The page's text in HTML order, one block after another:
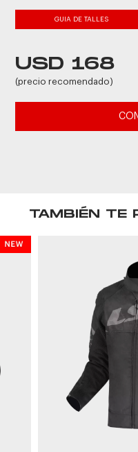
GUIA DE TALLES
USD 168
(precio recomendado)
TAMBIÉN TE